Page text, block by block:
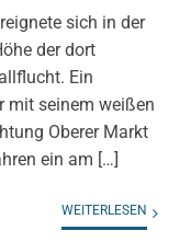
sich in der
der dort
Ein
mit seinem weißen
Oberer Markt
ein am […]
WEITERLESEN